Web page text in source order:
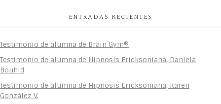
ENTRADAS RECIENTES
Testimonio de alumna de Brain Gym®
Testimonio de alumna de Hipnosis Ericksoniana, Daniela
Bouhid
Testimonio de alumna de Hipnosis Ericksoniana, Karen
González V.